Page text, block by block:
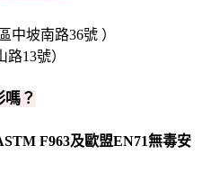
中坡南路36號 ）
路13號）
嗎？
F963及歐盟EN71無毒安